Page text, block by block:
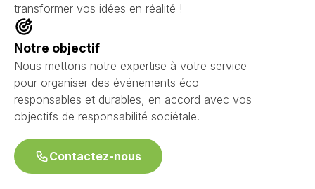
transformer vos idées en réalité !
Notre objectif
Nous mettons notre expertise à votre service
pour organiser des événements éco-
responsables et durables, en accord avec vos
objectifs de responsabilité sociétale.
Contactez-nous